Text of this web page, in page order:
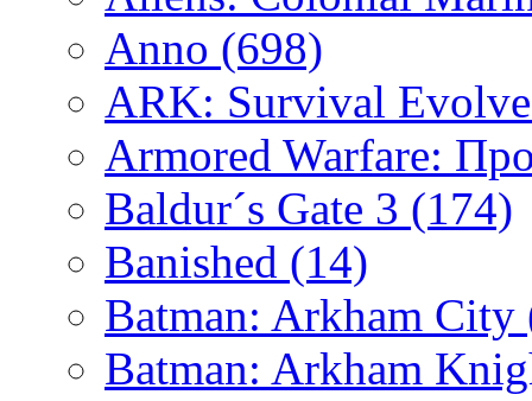
Anno (698)
ARK: Survival
Armored Warfare:
Baldur´s Gate 3 (174)
Banished (14)
Batman: Arkham City
Batman: Arkham